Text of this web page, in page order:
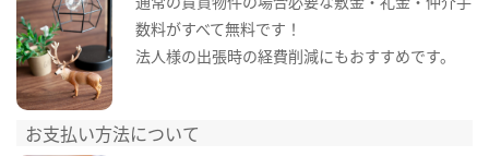
数料がすべて無料です！
法人様の出張時の経費削減にもおすすめです。
お支払い方法について